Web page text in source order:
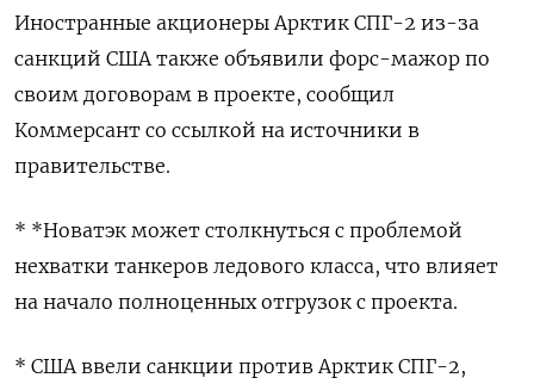
Иностранные акционеры Арктик СПГ-2 из-за
санкций США также объявили форс-мажор по
своим договорам в проекте, сообщил
Коммерсант со ссылкой на источники в
правительстве.
* *Новатэк может столкнуться с проблемой
нехватки танкеров ледового класса, что влияет
на начало полноценных отгрузок с проекта.
* США ввели санкции против Арктик СПГ-2,